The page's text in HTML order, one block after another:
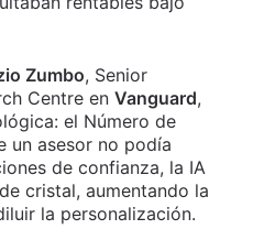
Zumbo, Senior
Centre en Vanguard,
el Número de
un asesor no podía
de confianza, la IA
cristal, aumentando la
la personalización.